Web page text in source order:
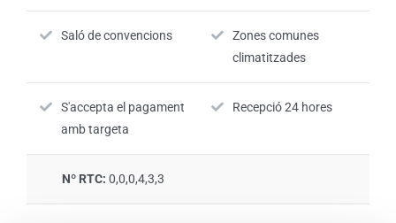
Saló de convencions
Zones comunes
climatitzades
S'accepta el pagament
amb targeta
Recepció 24 hores
Nº RTC: 0,0,0,4,3,3